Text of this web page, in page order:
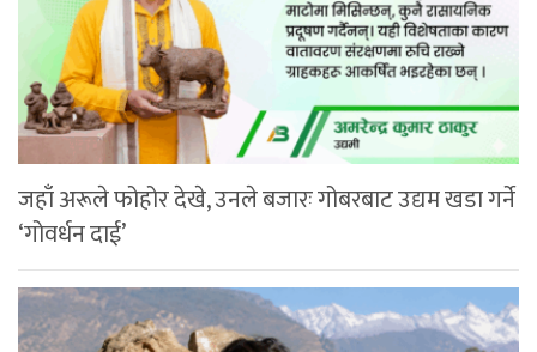
जहाँ अरूले फोहोर देखे, उनले बजारः गोबरबाट उद्यम खडा गर्ने
‘गोवर्धन दाई’